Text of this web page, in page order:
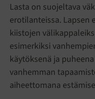
Lasta on suojeltava
erotilanteissa. Lapsen
kiistojen
esimerkiksi
käytöksenä ja
vanhemman
aiheettomana